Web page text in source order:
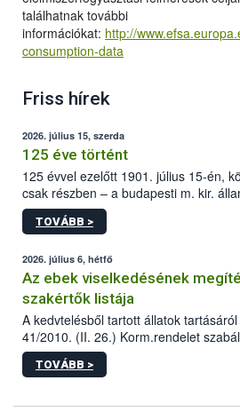
találhatnak további
információkat: http://
consumption-data
Friss hírek
2026. július 15, szerda
125 éve történt
125 évvel ezelőtt 1901. július 15-én,
csak részben – a budapesti m. kir.
állomás a Kis Rókus utca 15. szám
tervezett új épületébe.
TOVÁBB >
2026. július 6, hétfő
Az ebek viselkedésének
szakértők listája
A kedvtelésből tartott állatok
41/2010. (II. 26.) Korm.rendelet
sérülés, illetve ennek veszélye
hatósági feladatokat, valamint a
vonni az ebek viselkedésének
TOVÁBB >